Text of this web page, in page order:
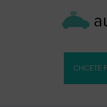
CHCETE